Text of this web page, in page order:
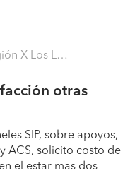
- Llanquihue)
otras
SIP, sobre apoyos,
ACS, solicito costo de
el estar mas dos